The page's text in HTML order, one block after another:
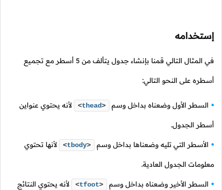
إستخدامه
في المثال التالي قمنا بإنشاء جدول يتألف من 5 أسطر مع تجميع
أسطره على النحو التالي:
السطر الأول وضعناه بداخل وسم <thead> لأنه يحتوي عنواين
أسطر الجدول.
الأسطر التي تليه وضعناها بداخل وسم <tbody> لأنها تحتوي
معلومات الجدول العادية.
السطر الأخير وضعناه بداخل وسم <tfoot> لأنه يحتوي النتائج